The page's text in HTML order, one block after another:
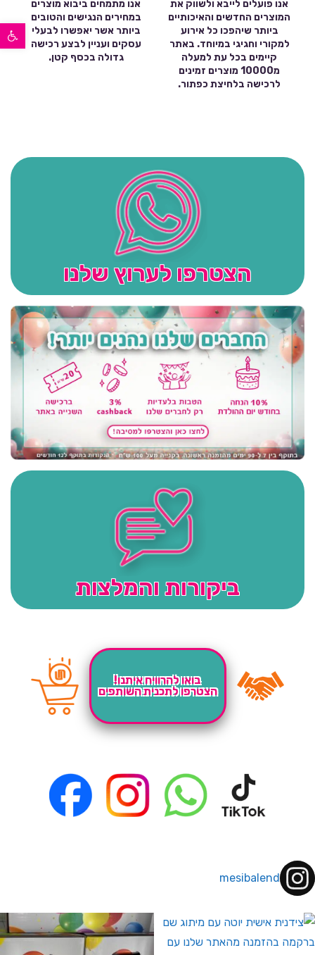
פתח סרגל נגישות
אנו פועלים לייבא ולשווק את
המוצרים החדשים והאיכותיים
ביותר שיהפכו כל אירוע
למקורי וחגיגי במיוחד. באתר
קיימים בכל עת למעלה
מ10000 מוצרים זמינים
לרכישה בלחיצת כפתור.
אנו מתמחים ביבוא מוצרים
במחירים הנגישים והטובים
ביותר אשר יאפשרו לבעלי
עסקים ועניין לבצע רכישה
גדולה בכסף קטן.
הצטרפו לערוץ שלנו
ביקורות והמלצות
בואו להרוויח איתנו!
הצטרפו לתכנית השותפים
mesibalend
לחברי מועדון ומצטרפים חדשים🤍